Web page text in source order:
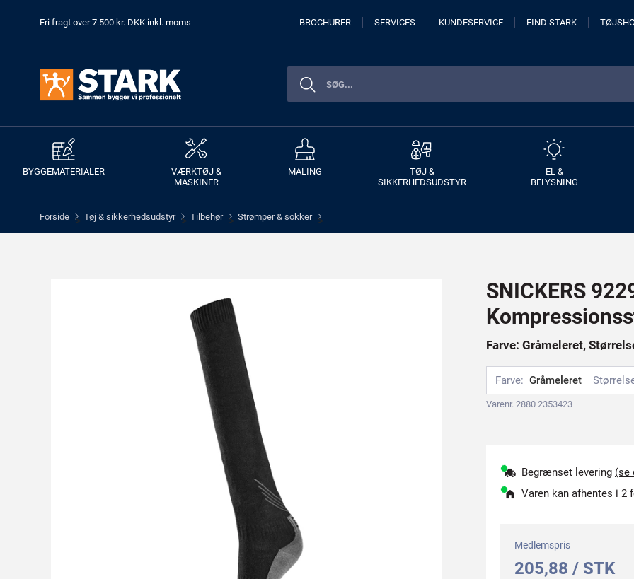
Fri fragt over 7.500 kr. DKK inkl. moms BROCHURER SERVICES KUNDESERVICE FIND STARK
BYGGEMATERIALER
VÆRKTØJ &
MASKINER
MALING
TØJ &
SIKKERHEDSUDSTYR
EL &
BELYSNING
Forside > Tøj & sikkerhedsudstyr > Tilbehør > Strømper & sokker >
SNICKERS
Farve: Gråmeleret,
Farve: Gråmeleret
Varenr. 2880 2353423
Begrænset levering (se
Varen kan afhentes i 2
Medlemspris
205,88 / STK